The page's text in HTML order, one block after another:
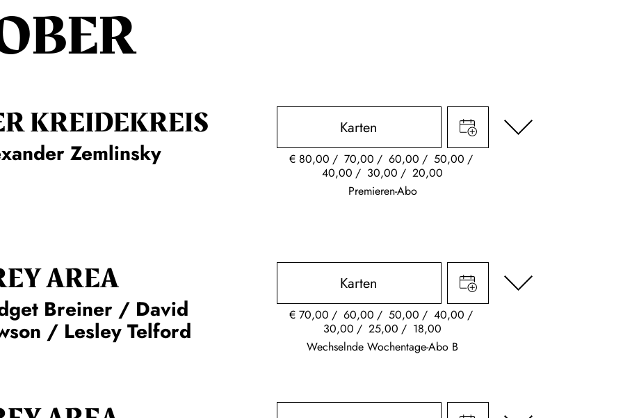
KREIDE­KREIS
Zemlinsky
Karten
€ 80,00 70,00 60,00
50,00
40,00
30,00
20,00
Premieren-Abo
AREA
Breiner / David
/ Lesley Telford
Karten
€70,00 60,00 50,00
40,00
30,00
25,00
18,00
Wechselnde Wochentage-Abo B